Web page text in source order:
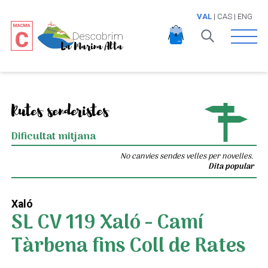
VAL| CAS| ENG
Open
Rutes senderistes
Dificultat mitjana
No canvies sendes velles per novelles.
Dita popular
Xaló
SL CV 119 Xaló - Camí
Tàrbena fins Coll de Rates